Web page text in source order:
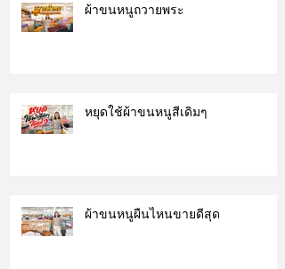
ผ้าขนหนูถวายพระ
หยุดใช้ผ้าขนหนูสีเดิมๆ
ผ้าขนหนูผืนไหนขายดีสุด